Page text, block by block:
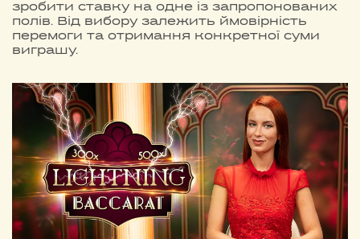
зробити ставку на одне із запропонованих
полів. Від вибору залежить ймовірність
перемоги та отримання конкретної суми
виграшу.